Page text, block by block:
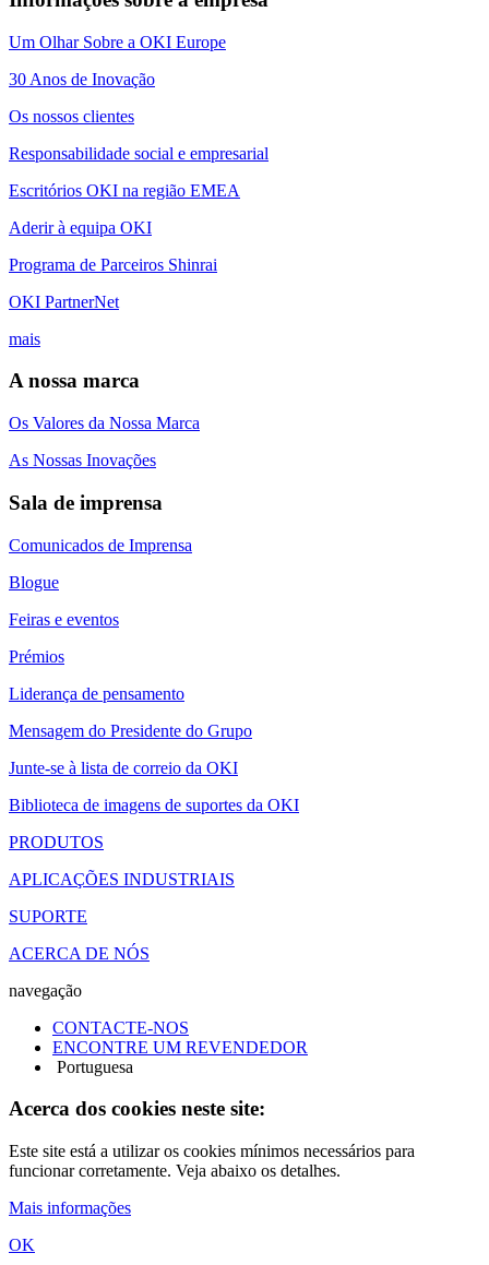
Um Olhar Sobre a OKI Europe
30 Anos de Inovação
Os nossos clientes
Responsabilidade social e empresarial
Escritórios OKI na região EMEA
Aderir à equipa OKI
Programa de Parceiros Shinrai
OKI PartnerNet
mais
A nossa marca
Os Valores da Nossa Marca
As Nossas Inovações
Sala de imprensa
Comunicados de Imprensa
Blogue
Feiras e eventos
Prémios
Liderança de pensamento
Mensagem do Presidente do Grupo
Junte-se à lista de correio da OKI
Biblioteca de imagens de suportes da OKI
PRODUTOS
APLICAÇÕES INDUSTRIAIS
SUPORTE
ACERCA DE NÓS
navegação
CONTACTE-NOS
ENCONTRE UM REVENDEDOR
Portuguesa
Acerca dos cookies neste site:
Este site está a utilizar os cookies mínimos necessários para
funcionar corretamente. Veja abaixo os detalhes.
Mais informações
OK